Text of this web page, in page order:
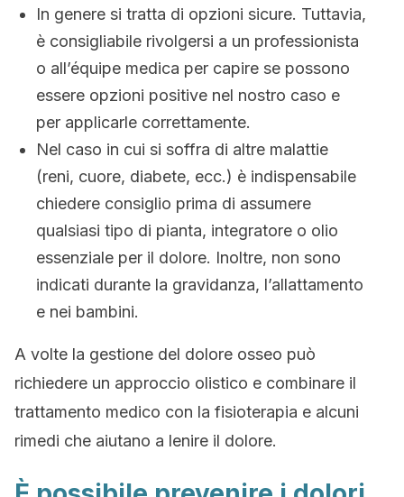
In genere si tratta di opzioni sicure. Tuttavia,
è consigliabile rivolgersi a un professionista
o all’équipe medica per capire se possono
essere opzioni positive nel nostro caso e
per applicarle correttamente.
Nel caso in cui si soffra di altre malattie
(reni, cuore, diabete, ecc.) è indispensabile
chiedere consiglio prima di assumere
qualsiasi tipo di pianta, integratore o olio
essenziale per il dolore. Inoltre, non sono
indicati durante la gravidanza, l’allattamento
e nei bambini.
A volte la gestione del dolore osseo può
richiedere un approccio olistico e combinare il
trattamento medico con la fisioterapia e alcuni
rimedi che aiutano a lenire il dolore.